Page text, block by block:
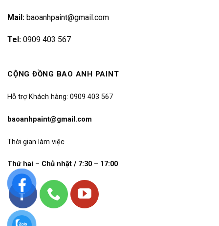
Mail: baoanhpaint@gmail.com
Tel: 0909 403 567
CỘNG ĐỒNG BAO ANH PAINT
Hỗ trợ Khách hàng: 0909 403 567
baoanhpaint@gmail.com
Thời gian làm việc
Thứ hai – Chủ nhật / 7:30 – 17:00